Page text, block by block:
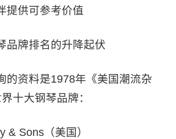
提供可参考价值
牌排名的升降起伏
资料是1978年《美国潮流杂
十大钢琴品牌：
& Sons（美国）